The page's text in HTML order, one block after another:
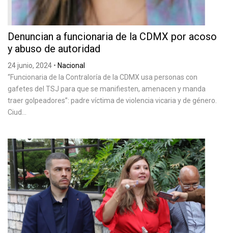
Denuncian a funcionaria de la CDMX por acoso
y abuso de autoridad
24 junio, 2024 • Nacional
“Funcionaria de la Contraloría de la CDMX usa personas con
gafetes del TSJ para que se manifiesten, amenacen y manda
traer golpeadores”: padre víctima de violencia vicaria y de género.
Ciud...